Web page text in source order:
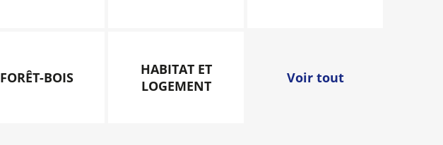
FORÊT-BOIS
HABITAT ET
LOGEMENT
Voir tout